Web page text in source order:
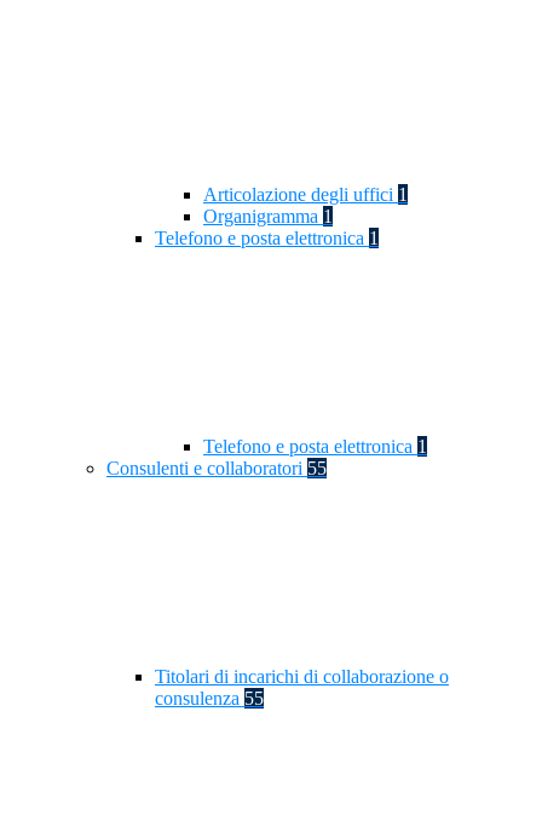
Articolazione degli uffici 1
Organigramma 1
Telefono e posta elettronica 1
Telefono e posta elettronica 1
Consulenti e collaboratori 55
Titolari di incarichi di collaborazione o
consulenza 55